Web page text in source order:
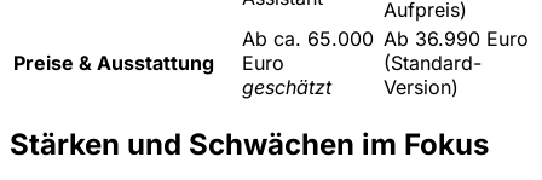
Aufpreis)
Preise & Ausstattung
Ab ca. 65.000
Euro
geschätzt
Ab 36.990 Euro
(Standard-
Version)
Stärken und Schwächen im Fokus